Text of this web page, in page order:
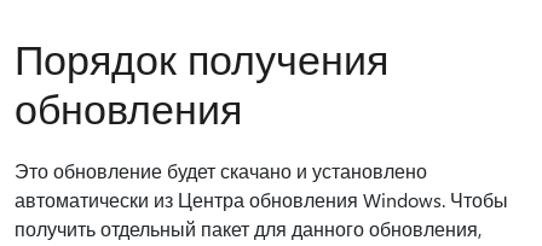
Порядок получения
обновления
Это обновление будет скачано и установлено
автоматически из Центра обновления Windows. Чтобы
получить отдельный пакет для данного обновления,